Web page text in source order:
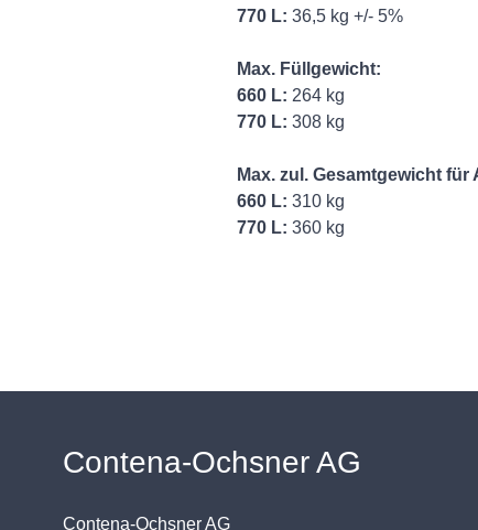
770 L: 36,5 kg +/- 5%
Max. Füllgewicht:
660 L: 264 kg
770 L: 308 kg
Max. zul. Gesamtgewicht für
660 L: 310 kg
770 L: 360 kg
Contena-Ochsner AG
Contena-Ochsner AG